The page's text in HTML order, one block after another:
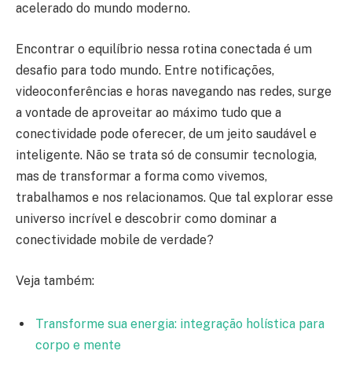
acelerado do mundo moderno.
Encontrar o equilíbrio nessa rotina conectada é um
desafio para todo mundo. Entre notificações,
videoconferências e horas navegando nas redes, surge
a vontade de aproveitar ao máximo tudo que a
conectividade pode oferecer, de um jeito saudável e
inteligente. Não se trata só de consumir tecnologia,
mas de transformar a forma como vivemos,
trabalhamos e nos relacionamos. Que tal explorar esse
universo incrível e descobrir como dominar a
conectividade mobile de verdade?
Veja também:
Transforme sua energia: integração holística para
corpo e mente